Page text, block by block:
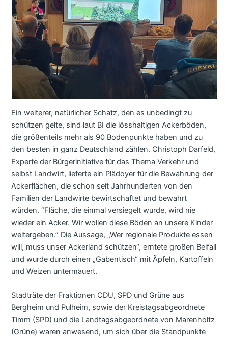
Ein weiterer, natürlicher Schatz, den es unbedingt zu
schützen gelte, sind laut BI die lösshaltigen Ackerböden,
die größenteils mehr als 90 Bodenpunkte haben und zu
den besten in ganz Deutschland zählen. Christoph Darfeld,
Experte der Bürgerinitiative für das Thema Verkehr und
selbst Landwirt, lieferte ein Plädoyer für die Bewahrung der
Ackerflächen, die schon seit Jahrhunderten von den
Familien der Landwirte bewirtschaftet und bewahrt
würden. “Fläche, die einmal versiegelt wurde, wird nie
wieder ein Acker. Wir wollen diese Böden an unsere Kinder
weitergeben.” Die Aussage, „Wer regionale Produkte essen
will, muss unser Ackerland schützen“, erntete großen Beifall
und wurde durch einen „Gabentisch“ mit Äpfeln, Kartoffeln
und Weizen untermauert.
Stadträte der Fraktionen CDU, SPD und Grüne aus
Bergheim und Pulheim, sowie der Kreistagsabgeordnete
Timm (SPD) und die Landtagsabgeordnete von Marenholtz
(Grüne) waren anwesend, um sich über die Standpunkte